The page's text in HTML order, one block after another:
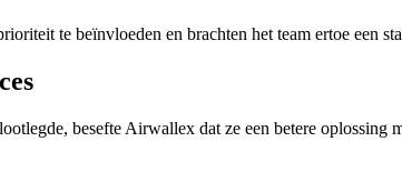
te beïnvloeden en brachten het team ertoe een
besefte Airwallex dat ze een betere oplossing